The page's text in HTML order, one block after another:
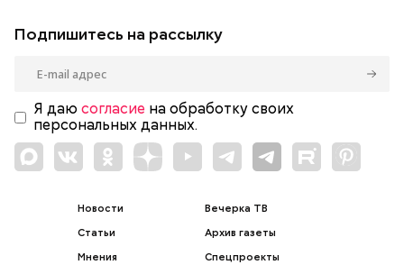
Подпишитесь на рассылку
Я даю согласие на обработку своих
персональных данных.
Новости
Статьи
Мнения
Вечерка ТВ
Архив газеты
Спецпроекты